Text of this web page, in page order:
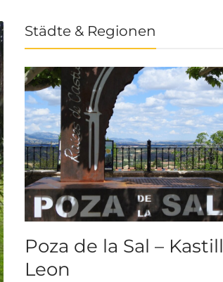
Städte & Regionen
Poza de la Sal –
Leon